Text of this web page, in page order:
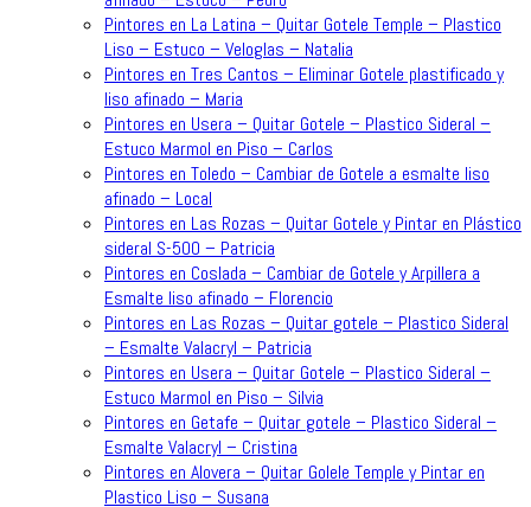
Pintores en La Latina – Quitar Gotele Temple – Plastico
Liso – Estuco – Veloglas – Natalia
Pintores en Tres Cantos – Eliminar Gotele plastificado y
liso afinado – Maria
Pintores en Usera – Quitar Gotele – Plastico Sideral –
Estuco Marmol en Piso – Carlos
Pintores en Toledo – Cambiar de Gotele a esmalte liso
afinado – Local
Pintores en Las Rozas – Quitar Gotele y Pintar en Plástico
sideral S-500 – Patricia
Pintores en Coslada – Cambiar de Gotele y Arpillera a
Esmalte liso afinado – Florencio
Pintores en Las Rozas – Quitar gotele – Plastico Sideral
– Esmalte Valacryl – Patricia
Pintores en Usera – Quitar Gotele – Plastico Sideral –
Estuco Marmol en Piso – Silvia
Pintores en Getafe – Quitar gotele – Plastico Sideral –
Esmalte Valacryl – Cristina
Pintores en Alovera – Quitar Golele Temple y Pintar en
Plastico Liso – Susana